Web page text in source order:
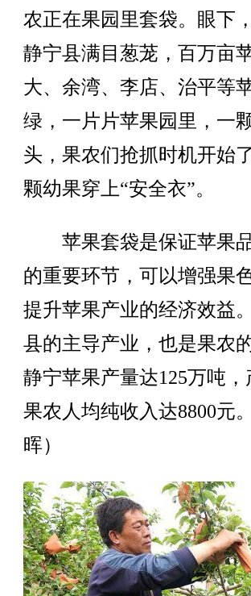
农正在果园里套袋。眼下
静宁县满目葱茏，百万亩
大、余湾、李店、治平等
绿，一片片苹果园里，一
头，果农们抢抓时机开始
颗幼果穿上“安全衣”。
苹果套袋是保证苹果品
的重要环节，可以增强果
提升苹果产业的经济效益
县的主导产业，也是果农
静宁苹果产量达125万吨
果农人均纯收入达8800元
晖）